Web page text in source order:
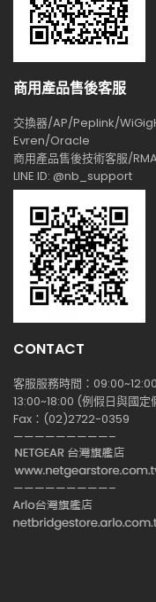
商用產品售後客服
交換器/AP/Peplink/
Evren/Oracle
商用產品售後技術客服/
LINE ID: @nb_support
CONTACT
客服服務時間：
13:00~18:00 (例假日與國定
Fax：(02)2722-0359
—————————–
—————————–